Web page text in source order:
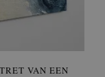
VAN EEN